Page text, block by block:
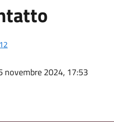
novembre 2024, 17:53